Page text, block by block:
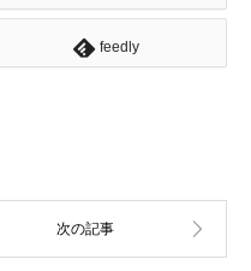
feedly